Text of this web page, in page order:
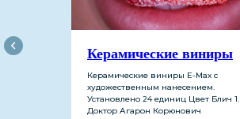
Керамические виниры
Керамические виниры Е-Мах с
художественным нанесением.
Установлено 24 единиц Цвет Блич 1.
Доктор Агарон Корюнович